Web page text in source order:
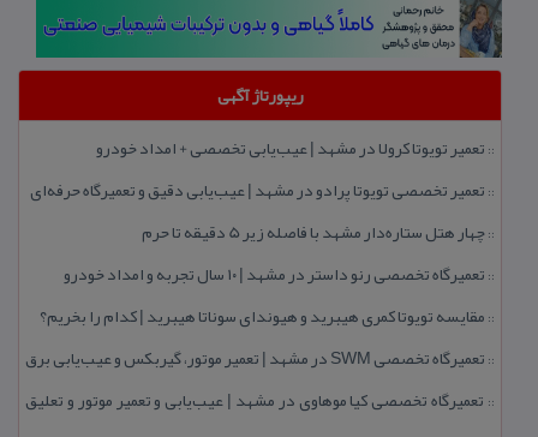
ریپورتاژ آگهی
:: تعمیر تویوتا كرولا در مشهد | عیب‌یابی تخصصی + امداد خودرو
:: تعمیر تخصصی تویوتا پرادو در مشهد | عیب‌یابی دقیق و تعمیرگاه حرفه‌ای
::چهار هتل‌ ستاره‌دار مشهد با فاصله زیر 5 دقیقه تا حرم
:: تعمیرگاه تخصصی رنو داستر در مشهد | ۱۰ سال تجربه و امداد خودرو
:: مقایسه تویوتا كمری هیبرید و هیوندای سوناتا هیبرید | كدام را بخریم؟
:: تعمیرگاه تخصصی SWM در مشهد | تعمیر موتور، گیربكس و عیب‌یابی برق
:: تعمیرگاه تخصصی كیا موهاوی در مشهد | عیب‌یابی و تعمیر موتور و تعلیق